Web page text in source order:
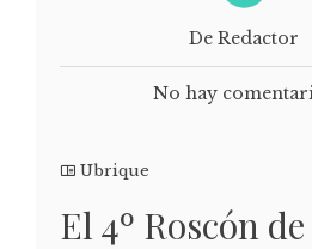
De Redactor
No hay
Ubrique
El 4º Roscón